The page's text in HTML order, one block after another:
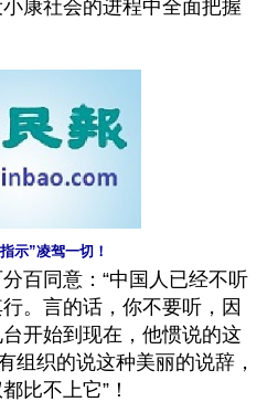
康社会的进程中全面把握
示”凌驾一切！
百同意：“中国人已经不听
。言的话，你不要听，因
开始到现在，他惯说的这
组织的说这种美丽的说辞，
比不上它”！